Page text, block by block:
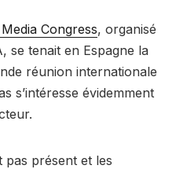
Congress, organisé
se tenait en Espagne la
réunion internationale
s’intéresse évidemment
pas présent et les